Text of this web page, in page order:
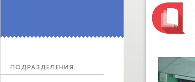
ПОДРАЗДЕЛЕНИЯ